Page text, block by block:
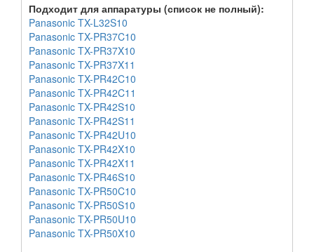
Подходит для аппаратуры (список не полный):
Panasonic TX-L32S10
Panasonic TX-PR37C10
Panasonic TX-PR37X10
Panasonic TX-PR37X11
Panasonic TX-PR42C10
Panasonic TX-PR42C11
Panasonic TX-PR42S10
Panasonic TX-PR42S11
Panasonic TX-PR42U10
Panasonic TX-PR42X10
Panasonic TX-PR42X11
Panasonic TX-PR46S10
Panasonic TX-PR50C10
Panasonic TX-PR50S10
Panasonic TX-PR50U10
Panasonic TX-PR50X10